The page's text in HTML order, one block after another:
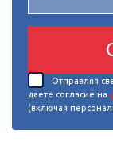
Отправляя
даете согласие на
(включая